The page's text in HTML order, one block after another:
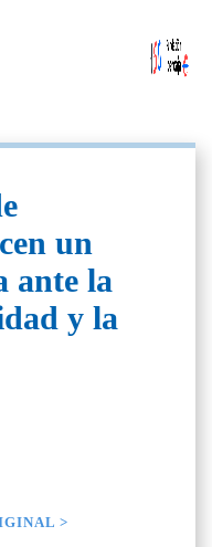
un
ante la
y la
>